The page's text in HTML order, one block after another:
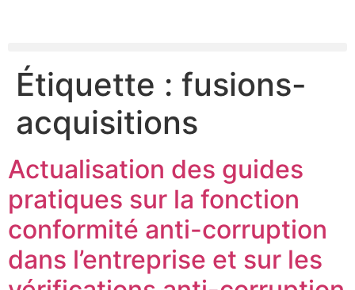
Étiquette : fusions-
acquisitions
Actualisation des guides
pratiques sur la fonction
conformité anti-corruption
dans l’entreprise et sur les